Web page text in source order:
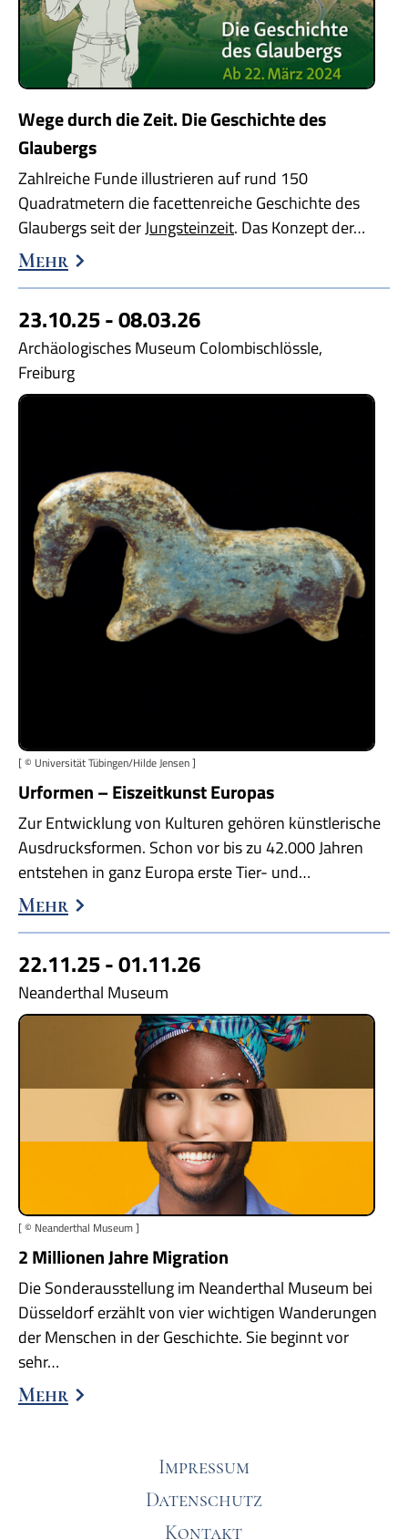
Wege durch die Zeit. Die Geschichte des
Glaubergs
Zahlreiche Funde illustrieren auf rund 150
Quadratmetern die facettenreiche Geschichte des
Glaubergs seit derJungsteinzeit. Das Konzept der…
Mehr
23.10.25 - 08.03.26
Archäologisches Museum Colombischlössle,
Freiburg
[ © Universität Tübingen/Hilde Jensen ]
Urformen – Eiszeitkunst Europas
Zur Entwicklung von Kulturen gehören künstlerische
Ausdrucksformen. Schon vor bis zu 42.000 Jahren
entstehen in ganz Europa erste Tier- und…
Mehr
22.11.25 - 01.11.26
Neanderthal Museum
[ © Neanderthal Museum ]
2 Millionen Jahre Migration
Die Sonderausstellung im Neanderthal Museum bei
Düsseldorf erzählt von vier wichtigen Wanderungen
der Menschen in der Geschichte. Sie beginnt vor
sehr…
Mehr
Impressum
Datenschutz
Kontakt